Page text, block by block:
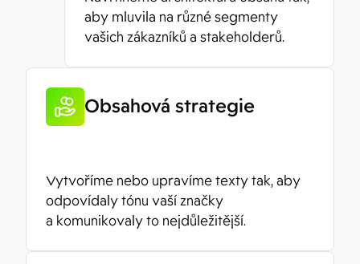
aby mluvila na různé segmenty
vašich zákazníků a stakeholderů.
Obsahová strategie
Vytvoříme nebo upravíme texty tak, aby
odpovídaly tónu vaší značky
a komunikovaly to nejdůležitější.